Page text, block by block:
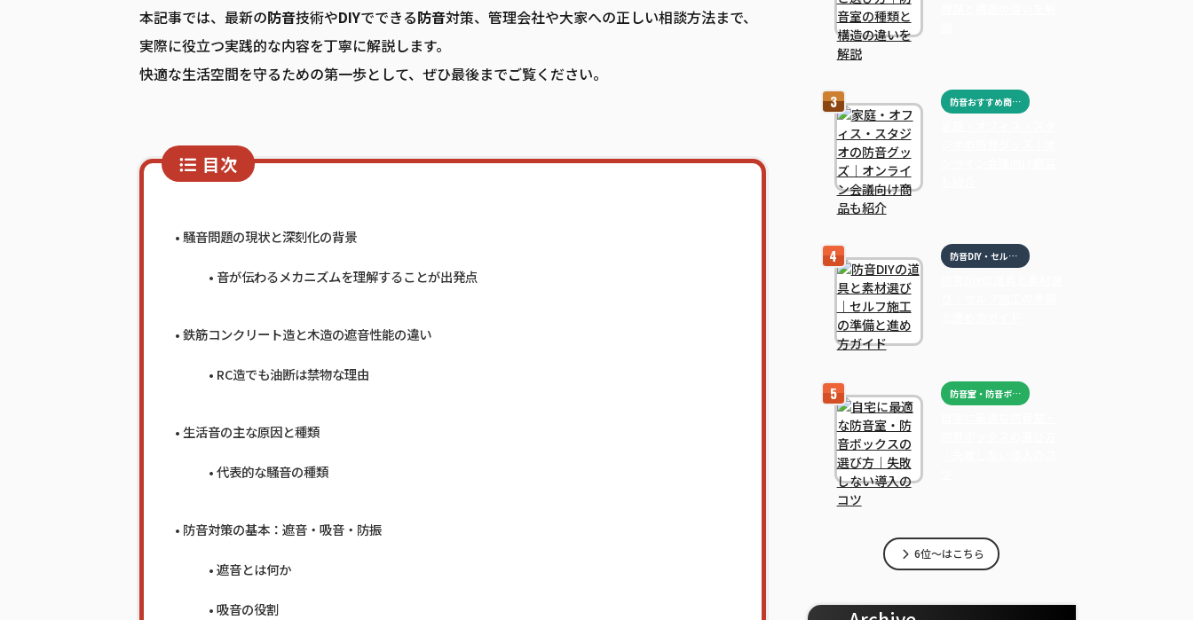
本記事では、最新の防音技術やDIYでできる防音対策、管理会社や大家への正しい相談方法まで、
実際に役立つ実践的な内容を丁寧に解説します。
快適な生活空間を守るための第一歩として、ぜひ最後までご覧ください。
目次
騒音問題の現状と深刻化の背景
音が伝わるメカニズムを理解することが出発点
鉄筋コンクリート造と木造の遮音性能の違い
RC造でも油断は禁物な理由
生活音の主な原因と種類
代表的な騒音の種類
防音対策の基本：遮音・吸音・防振
遮音とは何か
吸音の役割
防音おすすめ商品まとめ
防音DIY・セルフ施工
防音室・防音ボックス
6位～はこちら